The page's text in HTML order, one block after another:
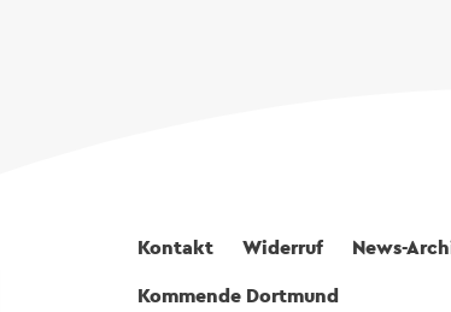
Fußbereich
Kontakt Widerruf News-
Kommende Dortmund